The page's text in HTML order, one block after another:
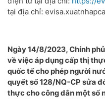
tại địa chỉ:
Ngày 14/8/2023, Chính
về việc áp dụng cấp thị
quốc tế cho phép người
quyết số 128/NQ-CP sửa
thực cho công dân một số